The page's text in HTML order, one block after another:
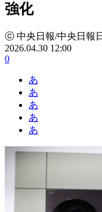
強化
ⓒ 中央日報/中央日報
2026.04.30 12:00
0
あ
あ
あ
あ
あ